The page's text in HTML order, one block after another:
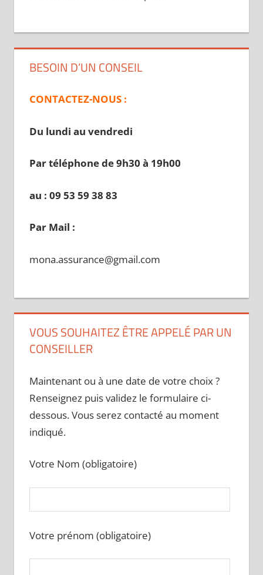
BESOIN D’UN CONSEIL
CONTACTEZ-NOUS :
Du lundi au vendredi
Par téléphone de 9h30 à 19h00
au : 09 53 59 38 83
Par Mail :
mona.assurance@gmail.com
VOUS SOUHAITEZ ÊTRE APPELÉ PAR UN
CONSEILLER
Maintenant ou à une date de votre choix ?
Renseignez puis validez le formulaire ci-
dessous. Vous serez contacté au moment
indiqué.
Votre Nom (obligatoire)
Votre prénom (obligatoire)